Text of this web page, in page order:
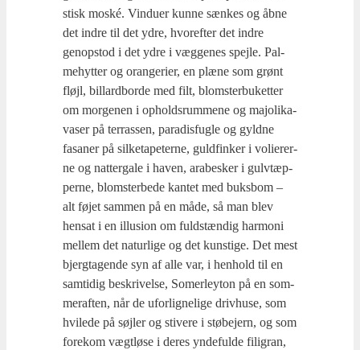
stisk moské. Vin­du­er kun­ne sæn­kes og åbne
det indre til det ydre, hvor­ef­ter det indre
genop­stod i det ydre i væg­ge­nes spej­le. Pal­
me­hyt­ter og oran­ge­ri­er, en plæ­ne som grønt
fløjl, bil­lard­bor­de med filt, blom­ster­buket­ter
om mor­ge­nen i opholds­rum­me­ne og majo­li­ka­
va­ser på ter­ras­sen, para­dis­fug­le og gyld­ne
fasa­ner på sil­ket­a­pe­ter­ne, guld­fin­ker i voli­e­rer­
ne og nat­ter­ga­le i haven, ara­be­sker i gulv­tæp­
per­ne, blom­ster­be­de kan­tet med buks­bom –
alt føjet sam­men på en måde, så man blev
hen­sat i en illu­sion om fuld­stæn­dig har­moni
mel­lem det natur­li­ge og det kun­sti­ge. Det mest
bjerg­ta­gen­de syn af alle var, i hen­hold til en
sam­ti­dig beskri­vel­se, Somer­leyton på en som­
mer­af­ten, når de ufor­lig­ne­li­ge driv­hu­se, som
hvi­le­de på søj­ler og sti­ve­re i stø­be­jern, og som
fore­kom vægt­lø­se i deres ynde­ful­de fili­gran,